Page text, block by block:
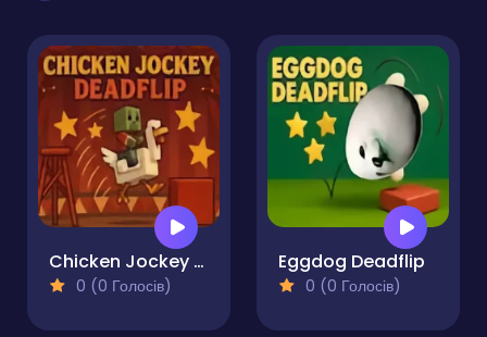
Chicken Jockey Deadflip
0 (0 Голосів)
Eggdog Deadflip
0 (0 Голосів)